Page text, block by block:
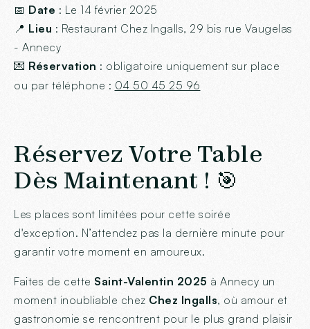
📅 Date : Le 14 février 2025
📍 Lieu : Restaurant Chez Ingalls, 29 bis rue Vaugelas
- Annecy
💌 Réservation : obligatoire uniquement sur place
ou par téléphone : 04 50 45 25 96
Réservez Votre Table
Dès Maintenant ! 🎯
Les places sont limitées pour cette soirée
d'exception. N’attendez pas la dernière minute pour
garantir votre moment en amoureux.
Faites de cette Saint-Valentin 2025 à Annecy un
moment inoubliable chez Chez Ingalls, où amour et
gastronomie se rencontrent pour le plus grand plaisir